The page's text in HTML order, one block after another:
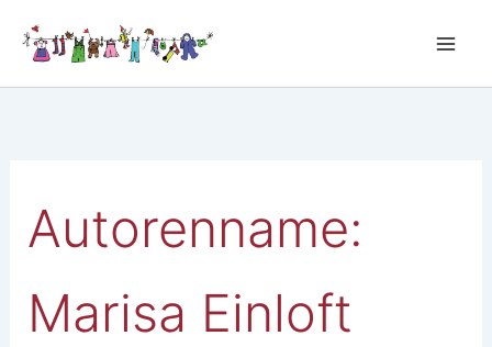
Inhalt
Autorenname:
Marisa Einloft